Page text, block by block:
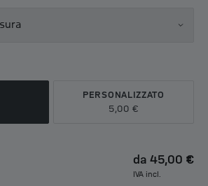
PERSONALIZZATO
5,00 €
da 45,00 €
IVA incl.